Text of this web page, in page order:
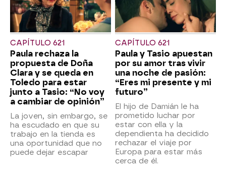
CAPÍTULO 621
Paula rechaza la
propuesta de Doña
Clara y se queda en
Toledo para estar
junto a Tasio: “No voy
a cambiar de opinión”
La joven, sin embargo, se
ha escudado en que su
trabajo en la tienda es
una oportunidad que no
puede dejar escapar
CAPÍTULO 621
Paula y Tasio apuestan
por su amor tras vivir
una noche de pasión:
“Eres mi presente y mi
futuro”
El hijo de Damián le ha
prometido luchar por
estar con ella y la
dependienta ha decidido
rechazar el viaje por
Europa para estar más
cerca de él.